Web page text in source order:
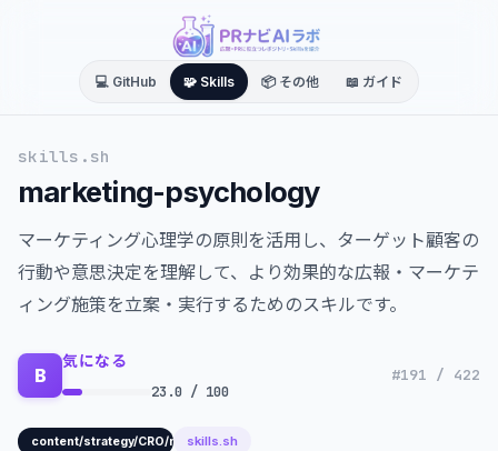
💻 GitHub 🧩 Skills 📦 その他 📖 ガイド
skills.sh
marketing-psychology
マーケティング心理学の原則を活用し、ターゲット顧客の
行動や意思決定を理解して、より効果的な広報・マーケテ
ィング施策を立案・実行するためのスキルです。
B
気になる
23.0 / 100
#191 / 422
content/strategy/CRO/marketing
skills.sh